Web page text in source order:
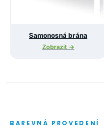
Samonosná brána
Zobrazit →
BAREVNÁ PROVEDENÍ